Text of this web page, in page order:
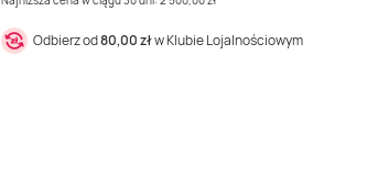
Odbierz od80,00 złw Klubie Lojalnościowym